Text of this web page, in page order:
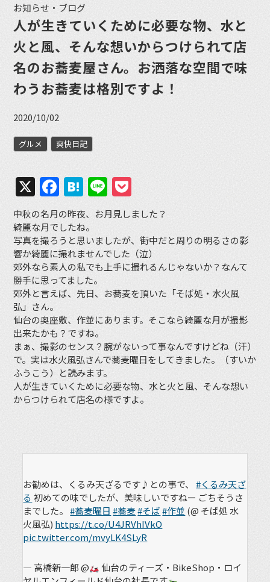
お知らせ・ブログ
人が生きていくために必要な物、水と
火と風、そんな想いからつけられて店
名のお蕎麦屋さん。お洒落な空間で味
わうお蕎麦は格別ですよ！
2020/10/02
グルメ 爽快日記
X Facebook
Hatena
Line
中秋の名月の昨夜、お月見しました？
綺麗な月でしたね。
写真を撮ろうと思いましたが、街中だと周りの明るさの影
響か綺麗に撮れませんでした（泣）
郊外なら素人の私でも上手に撮れるんじゃないか？なんて
勝手に思ってました。
郊外と言えば、先日、お蕎麦を頂いた「そば処・水火風
弘」さん。
仙台の奥座敷、作並にあります。そこなら綺麗な月が撮影
出来たかも？ですね。
まぁ、撮影のセンス？腕がないって事なんですけどね（汗）
で。実は水火風弘さんで蕎麦曜日をしてきました。（すいか
ふうこう）と読みます。
人が生きていくために必要な物、水と火と風、そんな想い
からつけられて店名の様ですよ。
お勧めは、くるみ天ざるです♪との事で、#くるみ天ざ
る 初めての味でしたが、美味しいですねー ごちそうさ
までした。#蕎麦曜日 #蕎麦#そば #作並 (@ そば処 水
火風弘) https://t.co/U4JRVhIVkO
pic.twitter.com/mvyLK4SLyR
— 高橋新一郎 @
仙台のティーズ・BikeShop・ロイ